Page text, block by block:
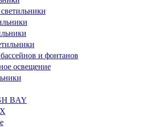
и фонтанов
освещение
BAY